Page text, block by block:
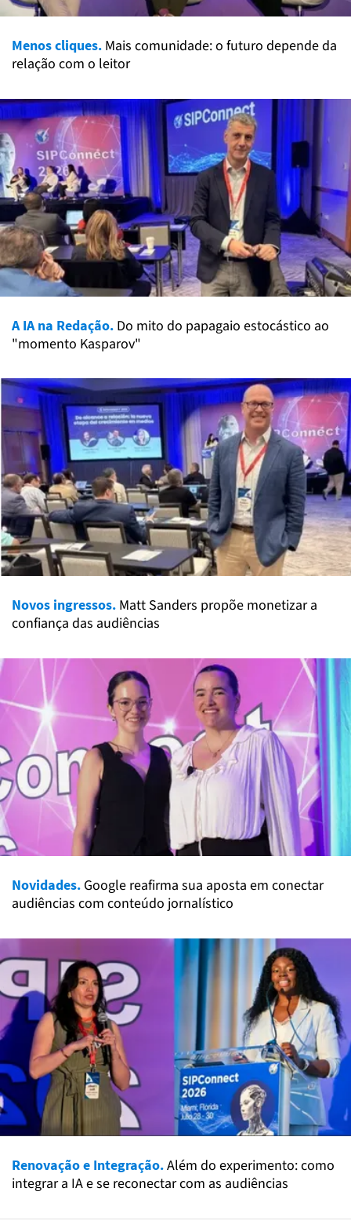
Menos cliques. Mais comunidade: o futuro depende da
relação com o leitor
A IA na Redação. Do mito do papagaio estocástico ao
"momento Kasparov"
Novos ingressos. Matt Sanders propõe monetizar a
confiança das audiências
Novidades. Google reafirma sua aposta em conectar
audiências com conteúdo jornalístico
Renovação e Integração.Além do experimento: como
integrar a IA e se reconectar com as audiências